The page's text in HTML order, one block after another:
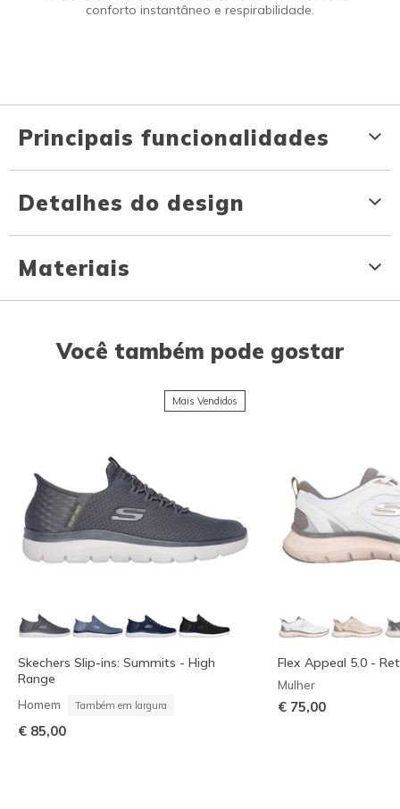
conforto instantâneo e respirabilidade.
Principais funcionalidades
Detalhes do design
Materiais
Você também pode gostar
Mais Vendidos
Skechers Slip-ins: Summits - High
Range
Homem Também em largura
€ 85,00
Flex Appeal 5.0 -
Mulher
€ 75,00